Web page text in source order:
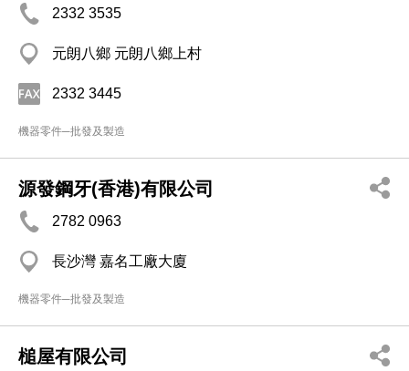
2332 3535
元朗八鄉 元朗八鄉上村
2332 3445
機器零件─批發及製造
源發鋼牙(香港)有限公司
2782 0963
長沙灣 嘉名工廠大廈
機器零件─批發及製造
槌屋有限公司